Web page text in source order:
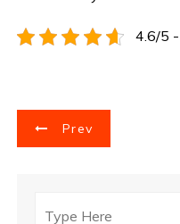
4.6/5
N
Prev